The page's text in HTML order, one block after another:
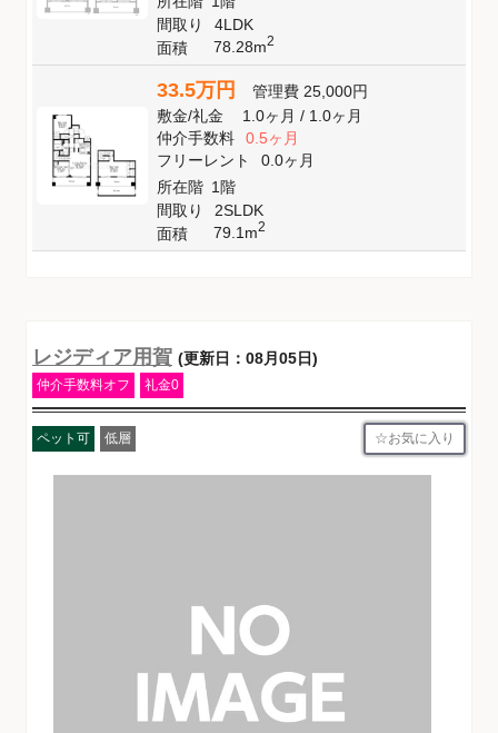
間取り
4LDK
面積
78.28m2
33.5万円 管理費 25,000円
敷金/礼金 1.0ヶ月/ 1.0ヶ月
仲介手数料
0.5ヶ月
フリーレント
0.0ヶ月
所在階 1階
間取り
2SLDK
面積
79.1m2
レジディア用賀 (更新日：08月05日)
仲介手数料オフ 礼金0
ペット可 低層 お気に入り